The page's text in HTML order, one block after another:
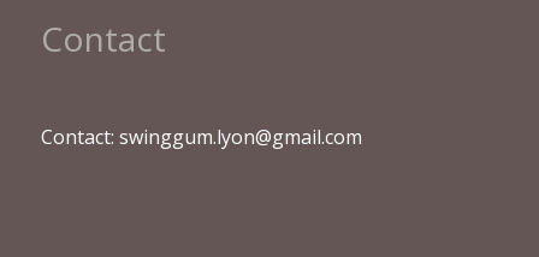
Contact
Contact: swinggum.lyon@gmail.com